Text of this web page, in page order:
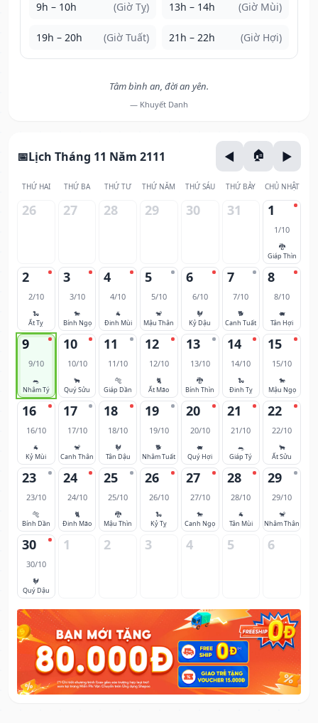
9h – 10h (Giờ Tỵ) 13h – 14h (Giờ Mùi)
19h – 20h (Giờ Tuất) 21h – 22h (Giờ Hợi)
Tâm bình an, đời an yên.
— Khuyết Danh
Lịch Tháng 11 Năm 2111
THỨ HAI THỨ BA THỨ TƯ THỨ NĂM THỨ SÁU THỨ BẢY CHỦ NHẬT
26 27 28 29 30 31 1
1/10
🐉
Giáp Thìn
2
2/10
🐍
Ất Tỵ
3
3/10
🐎
Bính Ngọ
4
4/10
🐐
Đinh Mùi
5
5/10
🐒
Mậu Thân
6
6/10
🐓
Kỷ Dậu
7
7/10
🐕
Canh Tuất
8
8/10
🐖
Tân Hợi
9
9/10
🐀
Nhâm Tý
10
10/10
🐂
Quý Sửu
11
11/10
🐅
Giáp Dần
12
12/10
🐈
Ất Mão
13
13/10
🐉
Bính Thìn
14
14/10
🐍
Đinh Tỵ
15
15/10
🐎
Mậu Ngọ
16
16/10
🐐
Kỷ Mùi
17
17/10
🐒
Canh Thân
18
18/10
🐓
Tân Dậu
19
19/10
🐕
Nhâm Tuất
20
20/10
🐖
Quý Hợi
21
21/10
🐀
Giáp Tý
22
22/10
🐂
Ất Sửu
23
23/10
🐅
Bính Dần
24
24/10
🐈
Đinh Mão
25
25/10
🐉
Mậu Thìn
26
26/10
🐍
Kỷ Tỵ
27
27/10
🐎
Canh Ngọ
28
28/10
🐐
Tân Mùi
29
29/10
🐒
Nhâm Thân
30
30/10
🐓
Quý Dậu
1 2 3 4 5 6